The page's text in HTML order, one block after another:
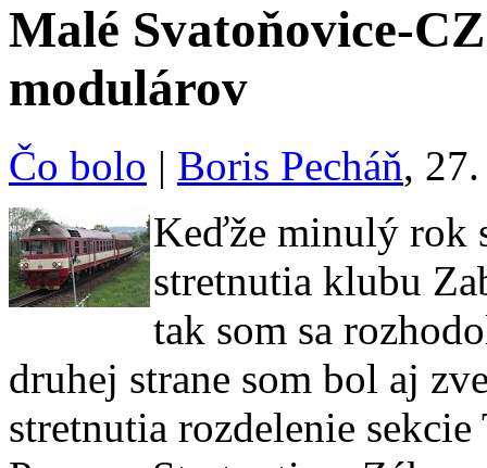
Malé Svatoňovice-
modulárov
Čo bolo | Boris Pecháň,
Keďže minulý rok
stretnutia klubu
tak som sa
druhej strane som bol aj
stretnutia rozdelenie